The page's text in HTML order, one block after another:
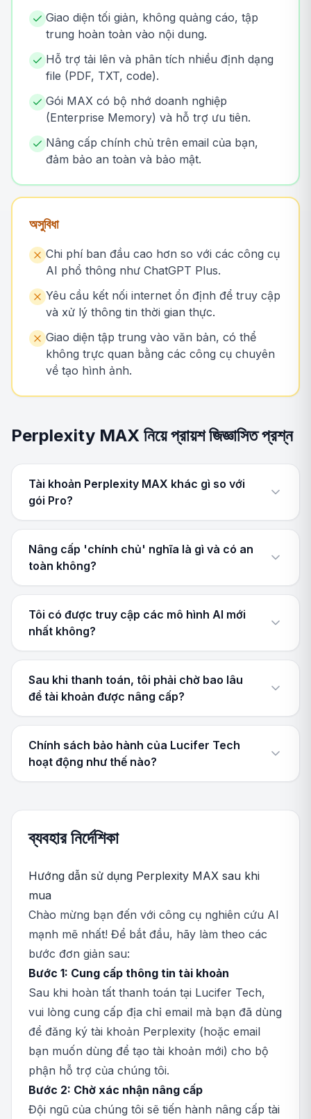
Giao diện tối giản, không quảng cáo, tập
trung hoàn toàn vào nội dung.
Hỗ trợ tải lên và phân tích nhiều định dạng
file (PDF, TXT, code).
Gói MAX có bộ nhớ doanh nghiệp
(Enterprise Memory) và hỗ trợ ưu tiên.
Nâng cấp chính chủ trên email của bạn,
đảm bảo an toàn và bảo mật.
অসুবিধা
Chi phí ban đầu cao hơn so với các công cụ
AI phổ thông như ChatGPT Plus.
Yêu cầu kết nối internet ổn định để truy cập
và xử lý thông tin thời gian thực.
Giao diện tập trung vào văn bản, có thể
không trực quan bằng các công cụ chuyên
về tạo hình ảnh.
Perplexity MAX নিয়ে প্রায়শ জিজ্ঞাসিত প্রশ্ন
Tài khoản Perplexity MAX khác gì so với
gói Pro?
Nâng cấp 'chính chủ' nghĩa là gì và có an
toàn không?
Tôi có được truy cập các mô hình AI mới
nhất không?
Sau khi thanh toán, tôi phải chờ bao lâu
để tài khoản được nâng cấp?
Chính sách bảo hành của Lucifer Tech
hoạt động như thế nào?
ব্যবহার নির্দেশিকা
Hướng dẫn sử dụng Perplexity MAX sau khi
mua
Chào mừng bạn đến với công cụ nghiên cứu AI
mạnh mẽ nhất! Để bắt đầu, hãy làm theo các
bước đơn giản sau:
Bước 1: Cung cấp thông tin tài khoản
Sau khi hoàn tất thanh toán tại Lucifer Tech,
vui lòng cung cấp địa chỉ email mà bạn đã dùng
để đăng ký tài khoản Perplexity (hoặc email
bạn muốn dùng để tạo tài khoản mới) cho bộ
phận hỗ trợ của chúng tôi.
Bước 2: Chờ xác nhận nâng cấp
Đội ngũ của chúng tôi sẽ tiến hành nâng cấp tài